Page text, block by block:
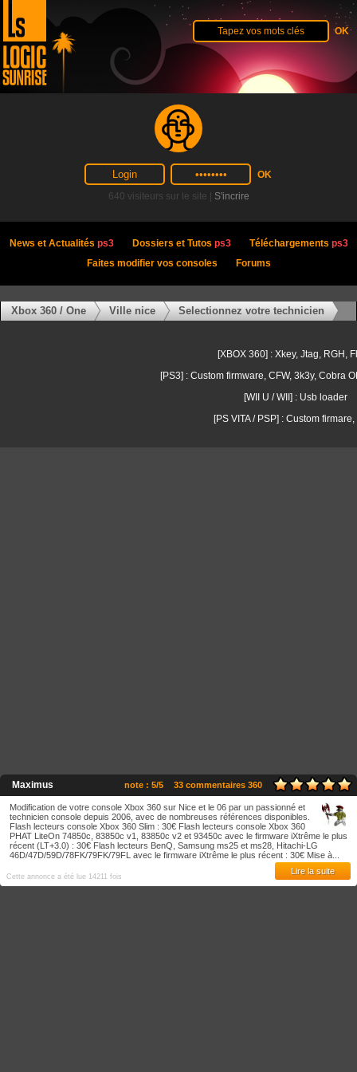
640 visiteurs sur le site | S'incrire
News et Actualités ps3 Dossiers et Tutos ps3 Téléchargements ps3
Faites modifier vos consoles
Forums
Xbox 360 / One Ville nice Selectionnez votre technicien
[XBOX 360] : Xkey, Jtag, RGH,
[PS3] : Custom firmware, CFW, 3k3y, Cobra
[WII U / WII] : Usb loader
[PS VITA / PSP] : Custom firmare,
Maximus 33 commentaires 360
note : 5/5
Modification de votre console Xbox 360 sur Nice et le 06 par un passionné et
technicien console depuis 2006, avec de nombreuses références disponibles.
Flash lecteurs console Xbox 360 Slim : 30€ Flash lecteurs console Xbox 360
PHAT LiteOn 74850c, 83850c v1, 83850c v2 et 93450c avec le firmware iXtrême le plus
récent (LT+3.0) : 30€ Flash lecteurs BenQ, Samsung ms25 et ms28, Hitachi-LG
46D/47D/59D/78FK/79FK/79FL avec le firmware iXtrême le plus récent : 30€ Mise à...
Cette annonce a été lue 14211 fois
Lire la suite